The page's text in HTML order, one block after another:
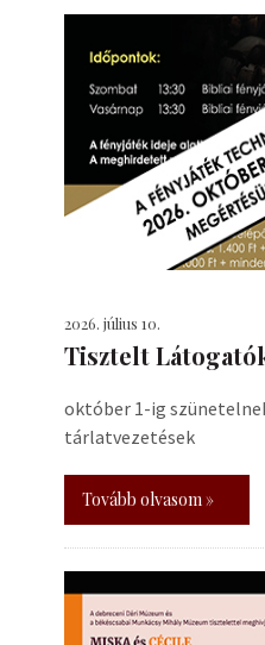
2026. július 10.
Tisztelt
október 1-ig
tárlatvezetések
Tovább olvasom »